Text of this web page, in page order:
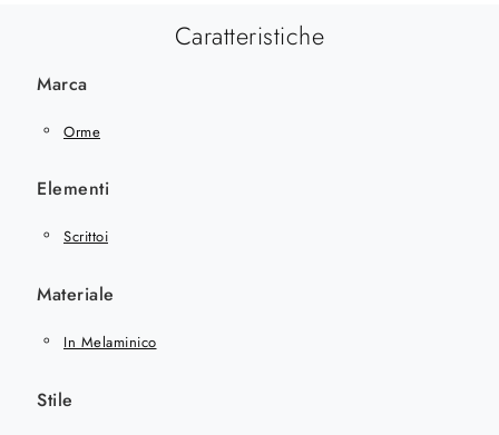
Caratteristiche
Marca
Orme
Elementi
Scrittoi
Materiale
In Melaminico
Stile